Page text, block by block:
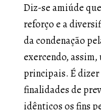
Diz-se amiúde
reforço e a
da condenação
exercendo, assim,
principais. É
finalidades de
idênticos os fins